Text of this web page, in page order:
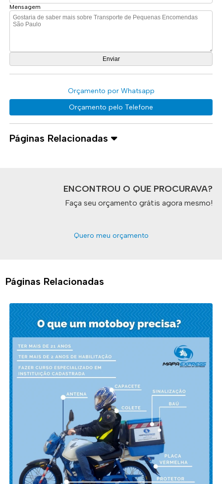
Mensagem
Orçamento por Whatsapp
Orçamento pelo Telefone
Páginas Relacionadas
ENCONTROU O QUE PROCURAVA?
Faça seu orçamento grátis agora mesmo!
Quero meu orçamento
Páginas Relacionadas